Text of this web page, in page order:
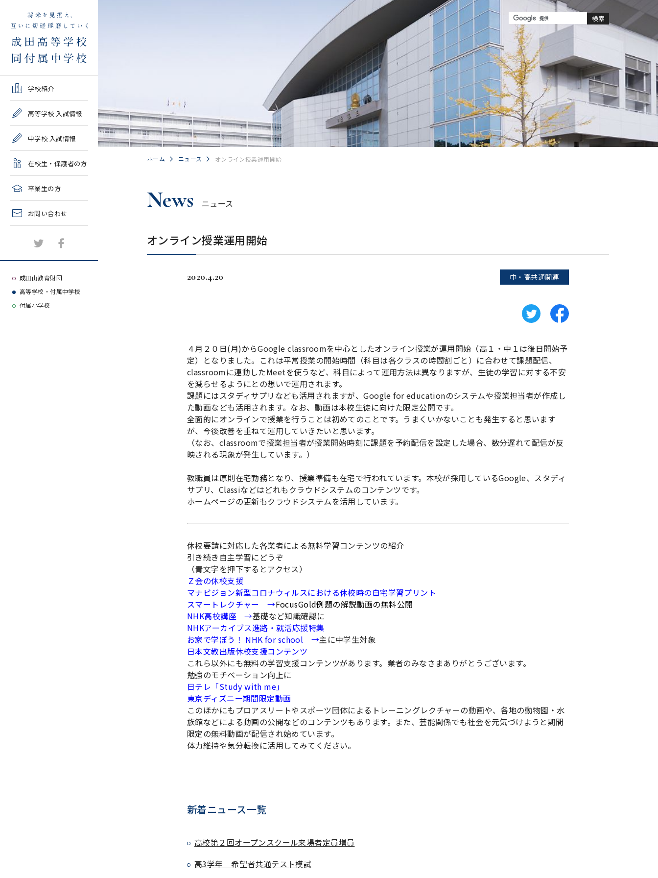
学校紹介
中学情報
高校クラブ紹介
中学クラブ紹介
施設紹介
よくある質問
大学等合格実績
高等学校 入試情報
試結果一覧
学校説明会、一般公開行
事、塾対象入試説明会
中学校 入試情報
試結果一覧
学校説明会、入試説明
会、一般公開行事
在校生・保護者の方
処について
年間教育計画
臨時休校等の特別措置に
卒業生の方
み
2027年度教育実習申し込
み
お問い合わせ
成田山教育財団
高等学校・付属中学校
付属小学校
ホーム ニュース オンライン授業運用開始
News ニュース
オンライン授業運用開始
2020.4.20 中・高共通関連
４月２０日(月)からGoogle classroomを中心としたオンライン授業が運用開始（高１・中１は後日開始予
定）となりました。これは平常授業の開始時間（科目は各クラスの時間割ごと）に合わせて課題配信、
classroomに連動したMeetを使うなど、科目によって運用方法は異なりますが、生徒の学習に対する不安
を減らせるようにとの想いで運用されます。
課題にはスタディサプリなども活用されますが、Google for educationのシステムや授業担当者が作成し
た動画なども活用されます。なお、動画は本校生徒に向けた限定公開です。
全面的にオンラインで授業を行うことは初めてのことです。うまくいかないことも発生すると思います
が、今後改善を重ねて運用していきたいと思います。
（なお、classroomで授業担当者が授業開始時刻に課題を予約配信を設定した場合、数分遅れて配信が反
映される現象が発生しています。）
教職員は原則在宅勤務となり、授業準備も在宅で行われています。本校が採用しているGoogle、スタディ
サプリ、Classiなどはどれもクラウドシステムのコンテンツです。
ホームページの更新もクラウドシステムを活用しています。
休校要請に対応した各業者による無料学習コンテンツの紹介
引き続き自主学習にどうぞ
（青文字を押下するとアクセス）
Ｚ会の休校支援
マナビジョン新型コロナウィルスにおける休校時の自宅学習プリント
スマートレクチャー
→FocusGold例題の解説動画の無料公開
NHK高校講座→基礎など知識確認に
NHKアーカイブス進路・就活応援特集
お家で学ぼう！ NHK for school →主に中学生対象
日本文教出版休校支援コンテンツ
これら以外にも無料の学習支援コンテンツがあります。業者のみなさまありがとうございます。
勉強のモチベーション向上に
日テレ「Study with me」
東京ディズニー期間限定動画
このほかにもプロアスリートやスポーツ団体によるトレーニングレクチャーの動画や、各地の動物園・水
族館などによる動画の公開などのコンテンツもあります。また、芸能関係でも社会を元気づけようと期間
限定の無料動画が配信され始めています。
体力維持や気分転換に活用してみてください。
新着ニュース一覧
高校第２回オープンスクール来場者定員増員
高3学年 希望者共通テスト模試